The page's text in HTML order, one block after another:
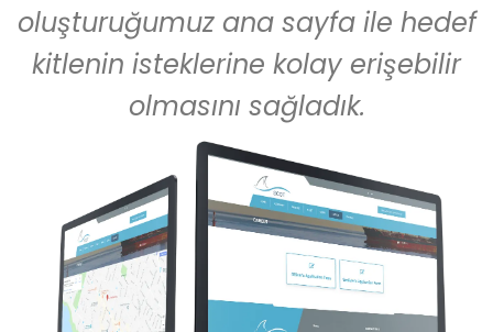
oluşturuğumuz ana sayfa ile hedef
kitlenin isteklerine kolay erişebilir
olmasını sağladık.